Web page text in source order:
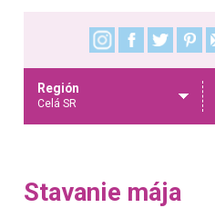
Región
Celá SR
Stavanie mája